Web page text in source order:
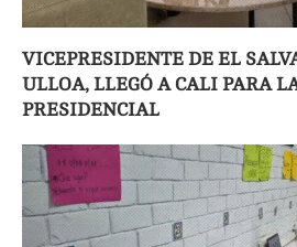
VICEPRESIDENTE DE EL
ULLOA, LLEGÓ A CALI PARA
PRESIDENCIAL